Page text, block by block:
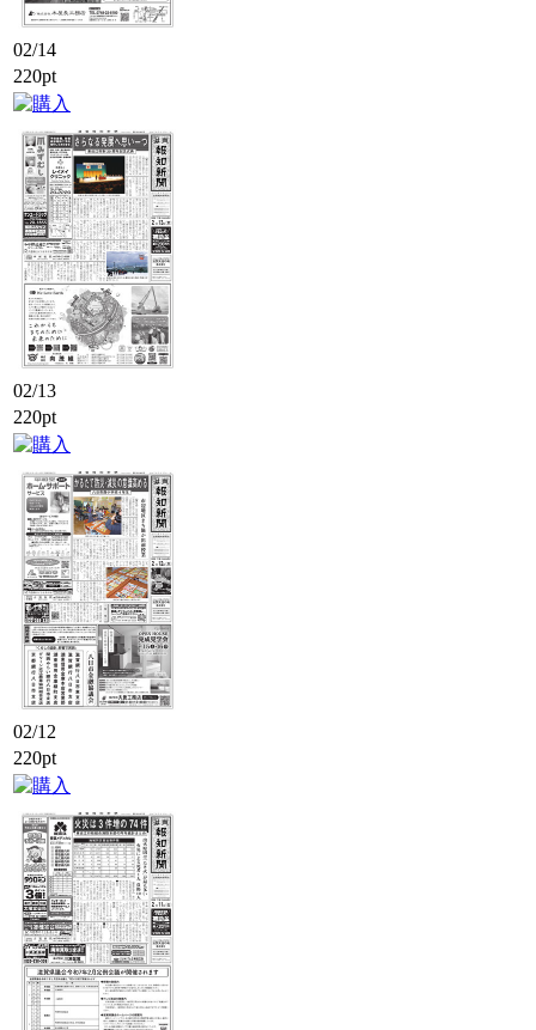
02/14
220pt
02/13
220pt
02/12
220pt